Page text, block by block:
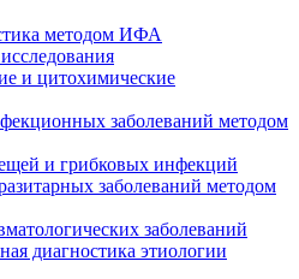
методом ИФА
и цитохимические
заболеваний методом
и грибковых инфекций
заболеваний методом
заболеваний
диагностика этиологии